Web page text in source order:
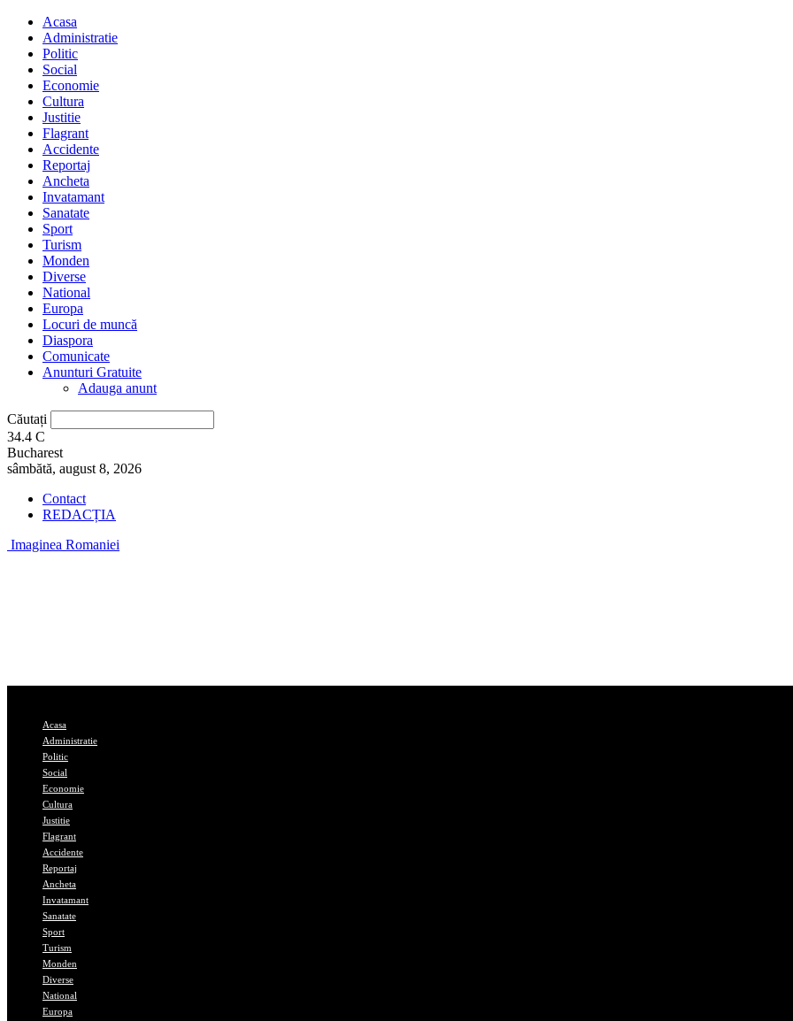
Acasa
Administratie
Politic
Social
Economie
Cultura
Justitie
Flagrant
Accidente
Reportaj
Ancheta
Invatamant
Sanatate
Sport
Turism
Monden
Diverse
National
Europa
Locuri de muncă
Diaspora
Comunicate
Anunturi Gratuite
Adauga anunt
Căutați
34.4 C
Bucharest
sâmbătă, august 8, 2026
Contact
REDACȚIA
Imaginea Romaniei
Acasa
Administratie
Politic
Social
Economie
Cultura
Justitie
Flagrant
Accidente
Reportaj
Ancheta
Invatamant
Sanatate
Sport
Turism
Monden
Diverse
National
Europa